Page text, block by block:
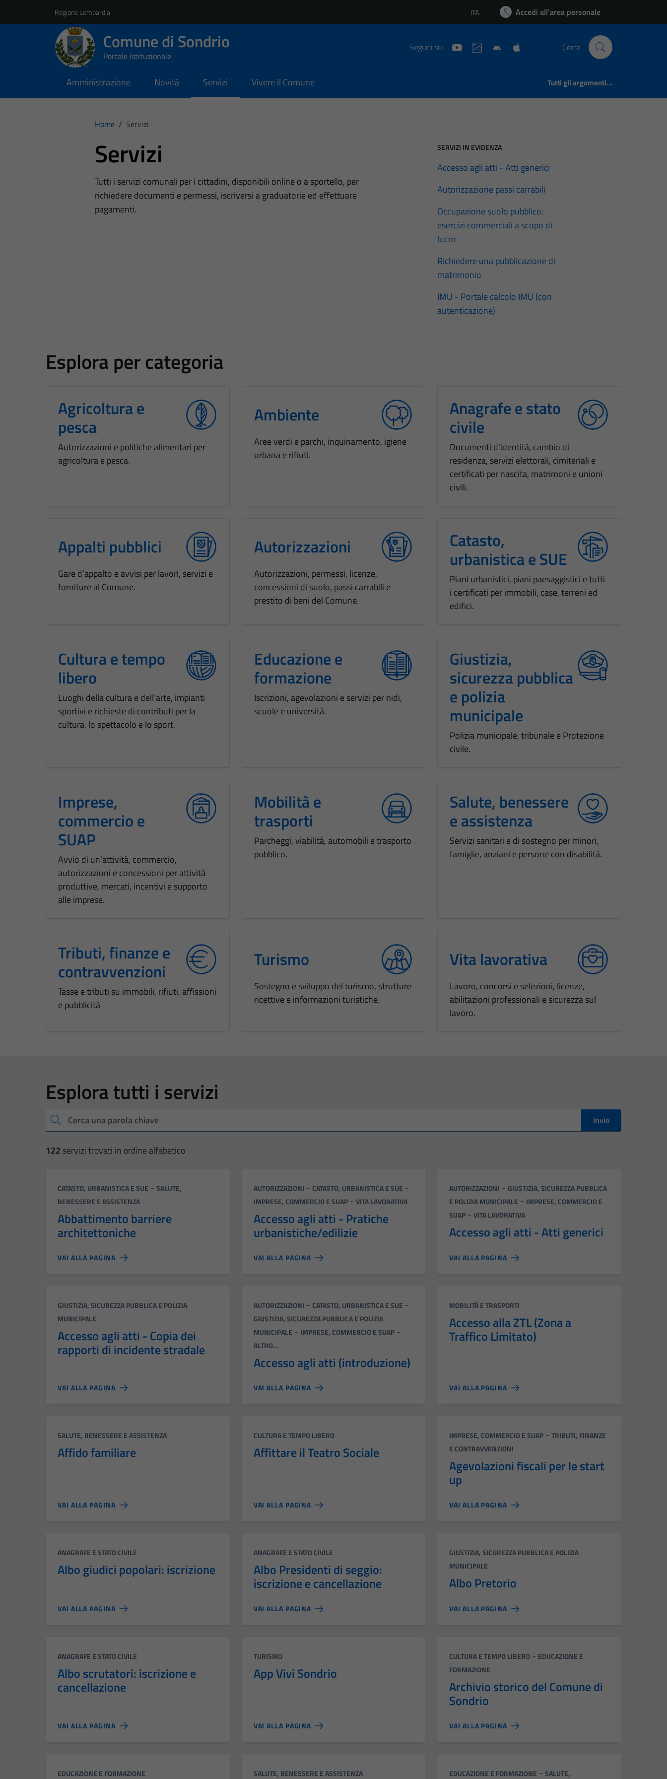
Regione Lombardia Lingua attiva:
ITA Accedi all'area personale
Comune di Sondrio
Portale Istituzionale
Seguici su: Cerca
Amministrazione Novità Servizi Vivere il Comune Tutti gli argomenti...
Home / Servizi
Servizi
Tutti i servizi comunali per i cittadini, disponibili online o a sportello, per
richiedere documenti e permessi, iscriversi a graduatorie ed effettuare
pagamenti.
SERVIZI IN EVIDENZA
Accesso agli atti - Atti generici
Autorizzazione passi carrabili
Occupazione suolo pubblico:
esercizi commerciali a scopo di
lucro
Richiedere una pubblicazione di
matrimonio
IMU - Portale calcolo IMU (con
autenticazione)
Esplora per categoria
Agricoltura e
pesca
Autorizzazioni e politiche alimentari per
agricoltura e pesca.
Ambiente
Aree verdi e parchi, inquinamento, igiene
urbana e rifiuti.
Anagrafe e stato
civile
Documenti d'identità, cambio di
residenza, servizi elettorali, cimiteriali e
certificati per nascita, matrimoni e unioni
civili.
Appalti pubblici
Gare d’appalto e avvisi per lavori, servizi e
forniture al Comune.
Autorizzazioni
Autorizzazioni, permessi, licenze,
concessioni di suolo, passi carrabili e
prestito di beni del Comune.
Catasto,
urbanistica e SUE
Piani urbanistici, piani paesaggistici e tutti
i certificati per immobili, case, terreni ed
edifici.
Cultura e tempo
libero
Luoghi della cultura e dell’arte, impianti
sportivi e richieste di contributi per la
cultura, lo spettacolo e lo sport.
Educazione e
formazione
Iscrizioni, agevolazioni e servizi per nidi,
scuole e università.
Giustizia,
sicurezza pubblica
e polizia
municipale
Polizia municipale, tribunale e Protezione
civile.
Imprese,
commercio e
SUAP
Avvio di un’attività, commercio,
autorizzazioni e concessioni per attività
produttive, mercati, incentivi e supporto
alle imprese.
Mobilità e
trasporti
Parcheggi, viabilità, automobili e trasporto
pubblico.
Salute, benessere
e assistenza
Servizi sanitari e di sostegno per minori,
famiglie, anziani e persone con disabilità.
Tributi, finanze e
contravvenzioni
Tasse e tributi su immobili, rifiuti, affissioni
e pubblicità
Turismo
Sostegno e sviluppo del turismo, strutture
ricettive e informazioni turistiche.
Vita lavorativa
Lavoro, concorsi e selezioni, licenze,
abilitazioni professionali e sicurezza sul
lavoro.
Esplora tutti i servizi
Cerca una parola chiave Invio
122 servizi trovati in ordine alfabetico
Categoria:
CATASTO, URBANISTICA E SUE - SALUTE,
BENESSERE E ASSISTENZA
Abbattimento barriere
architettoniche
VAI ALLA PAGINA
Categoria:
AUTORIZZAZIONI - CATASTO, URBANISTICA E SUE -
IMPRESE, COMMERCIO E SUAP- VITA LAVORATIVA
Accesso agli atti - Pratiche
urbanistiche/edilizie
VAI ALLA PAGINA
Categoria:
AUTORIZZAZIONI -GIUSTIZIA, SICUREZZA PUBBLICA
E POLIZIA MUNICIPALE - IMPRESE, COMMERCIO E
SUAP -VITA LAVORATIVA
Accesso agli atti - Atti generici
VAI ALLA PAGINA
Categoria:
GIUSTIZIA, SICUREZZA PUBBLICA E POLIZIA
MUNICIPALE
Accesso agli atti - Copia dei
rapporti di incidente stradale
VAI ALLA PAGINA
Categoria:
AUTORIZZAZIONI - CATASTO, URBANISTICA E SUE -
GIUSTIZIA, SICUREZZA PUBBLICA E POLIZIA
MUNICIPALE - IMPRESE, COMMERCIO E SUAP-
ALTRO...
Accesso agli atti (introduzione)
VAI ALLA PAGINA
Categoria:
MOBILITÀ E TRASPORTI
Accesso alla ZTL (Zona a
Traffico Limitato)
VAI ALLA PAGINA
Categoria:
SALUTE, BENESSERE E ASSISTENZA
Affido familiare
VAI ALLA PAGINA
Categoria:
CULTURA E TEMPO LIBERO
Affittare il Teatro Sociale
VAI ALLA PAGINA
Categoria:
IMPRESE, COMMERCIO E SUAP -TRIBUTI, FINANZE
E CONTRAVVENZIONI
Agevolazioni fiscali per le start
up
VAI ALLA PAGINA
Categoria:
ANAGRAFE E STATO CIVILE
Albo giudici popolari: iscrizione
VAI ALLA PAGINA
Categoria:
ANAGRAFE E STATO CIVILE
Albo Presidenti di seggio:
iscrizione e cancellazione
VAI ALLA PAGINA
Categoria:
GIUSTIZIA, SICUREZZA PUBBLICA E POLIZIA
MUNICIPALE
Albo Pretorio
VAI ALLA PAGINA
Categoria:
ANAGRAFE E STATO CIVILE
Albo scrutatori: iscrizione e
cancellazione
VAI ALLA PAGINA
Categoria:
TURISMO
App Vivi Sondrio
VAI ALLA PAGINA
Categoria:
CULTURA E TEMPO LIBERO - EDUCAZIONE E
FORMAZIONE
Archivio storico del Comune di
Sondrio
VAI ALLA PAGINA
Categoria:
EDUCAZIONE E FORMAZIONE Categoria:
SALUTE, BENESSERE E ASSISTENZA Categoria:
EDUCAZIONE E FORMAZIONE -SALUTE,